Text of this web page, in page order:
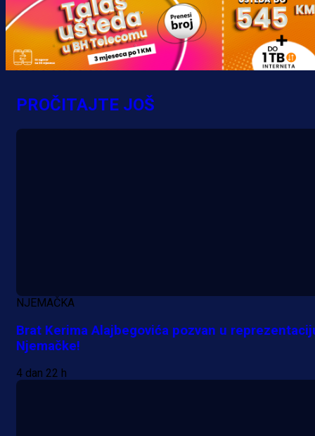
Borac do pobjede, ali scene iz
Banje Luke zgrozile javnost:
zbog skandiranja Ratku Mladiću!
PROČITAJTE JOŠ
NJEMAČKA
Brat Kerima Alajbegovića pozvan u
Njemačke!
4 dan 22 h